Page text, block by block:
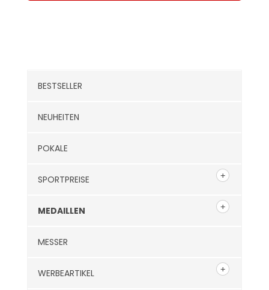
BESTSELLER
NEUHEITEN
POKALE
SPORTPREISE
MEDAILLEN
MESSER
WERBEARTIKEL